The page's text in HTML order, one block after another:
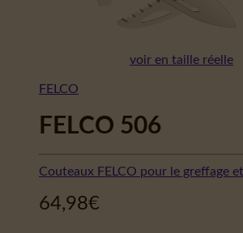
voir en taille réelle
FELCO
FELCO 506
Couteaux FELCO pour le greffage
64,98€